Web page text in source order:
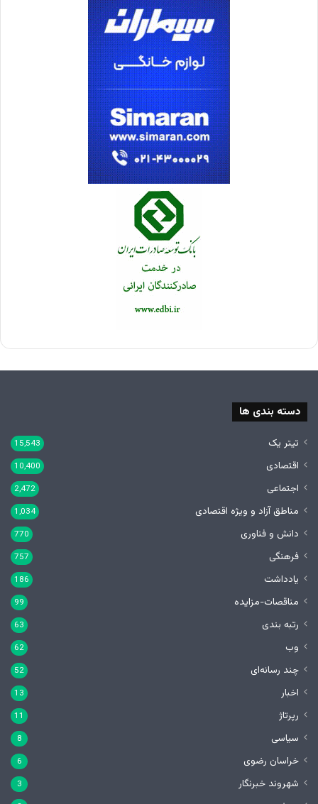
دسته بندی ها
تیتر یک 15,543
اقتصادی 10,400
اجتماعی 2,472
مناطق آزاد و ویژه اقتصادی 1,034
دانش و فناوری 770
فرهنگی 757
یادداشت 186
مناقصات-مزایده 99
رتبه بندی 63
وب 62
چند رسانه‌ای 52
اخبار 13
رپرتاژ 11
سیاسی 8
خراسان رضوی 6
شهروند خبرنگار 3